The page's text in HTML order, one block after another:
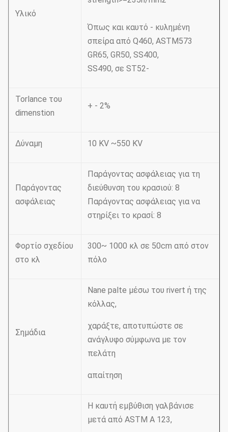
Υλικό
Όπως και καυτό - κυλημένη
σπείρα από Q460, ASTM573
GR65, GR50, SS400,
SS490, σε ST52-
Torlance του
dimenstion
+ - 2%
Δύναμη 10 KV ~550 KV
Παράγοντας
ασφάλειας
Παράγοντας ασφάλειας για τη
διεύθυνση του κρασιού: 8
Παράγοντας ασφάλειας για να
στηρίξει το κρασί: 8
Φορτίο σχεδίου
στο κλ
300~ 1000 κλ σε 50cm από στον
πόλο
Σημάδια
Nane palte μέσω του rivert ή της
κόλλας,
χαράξτε, αποτυπώστε σε
ανάγλυφο σύμφωνα με τον
πελάτη
απαίτηση
Η καυτή εμβύθιση γαλβάνισε
μετά από ASTM Α 123,